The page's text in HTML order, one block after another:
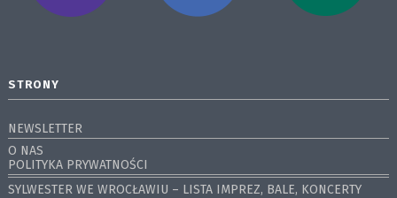
STRONY
NEWSLETTER
O NAS
POLITYKA PRYWATNOŚCI
SYLWESTER WE WROCŁAWIU – LISTA IMPREZ, BALE, KONCERTY